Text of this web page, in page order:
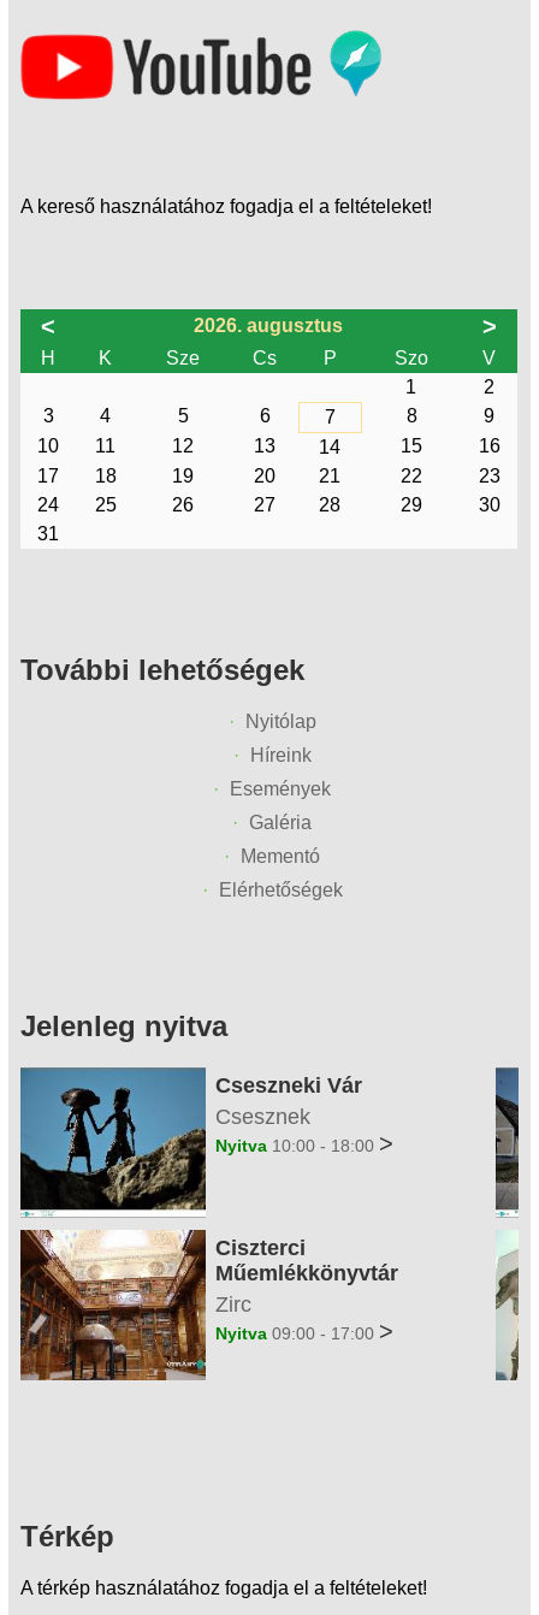
A kereső használatához fogadja el a feltételeket!
< 2026. augusztus >
H K Sze Cs P Szo
V
1
2
3
4 5 6 7 8
9
10
11 12 13 14 15
16
17
18 19 20 21 22
23
24
25 26 27 28 29
30
31
További lehetőségek
Nyitólap
Híreink
Események
Galéria
Mementó
Elérhetőségek
Jelenleg nyitva
Cseszneki Vár
Csesznek
Nyitva10:00 - 18:00 >
Ciszterci
Műemlékkönyvtár
Zirc
Nyitva09:00 - 17:00 >
Térkép
A térkép használatához fogadja el a feltételeket!